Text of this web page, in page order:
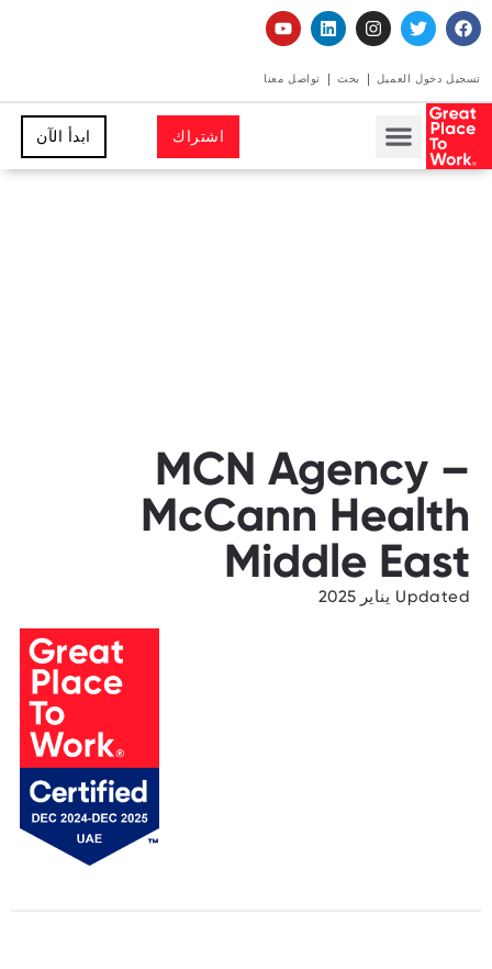
تسجيل دخول العميل بحث تواصل معنا
اشتراك ابدأ الآن
MCN Agency –
McCann Health
Middle East
Updated يناير 2025